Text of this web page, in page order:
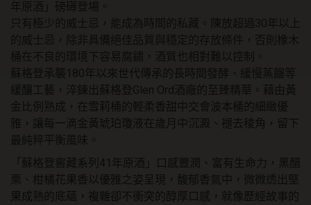
忌
原
酒
數
量
年原酒」磅礡登場。
只有極少的威士忌，能成為時間的私藏。陳放超過30年以上
的威士忌，除非具備絕佳品質與穩定的存放條件，否則橡木
桶在不良的環境下容易腐鏽，酒質也相對難以控制。
蘇格登承襲180年以來世代傳承的長時間發酵、緩慢蒸餾等
緩釀工藝，淬鍊出蘇格登Glen Ord酒廠的至臻精華。藉由黃
金比例熟成，在雪莉桶的輕柔香甜中交會波本桶的細緻優
雅，讓每一滴金黃琥珀瓊液在歲月中沉澱、褪去稜角，留下
最純粹平衡風味。
「蘇格登窖藏系列41年原酒」口感豐潤、富有生命力，黑醋
栗、柑橘花果香以優雅之姿呈現，馥郁香氣中，微微透出堅
果成熟的底蘊，複雜卻不衝突的醇厚口感，就像歷經故事的